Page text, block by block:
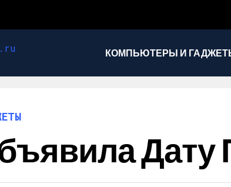
КОМПЬЮТЕРЫ И
Дату